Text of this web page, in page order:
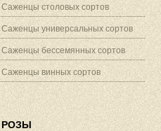
Саженцы столовых сортов
Саженцы универсальных сортов
Саженцы бессемянных сортов
Саженцы винных сортов
РОЗЫ